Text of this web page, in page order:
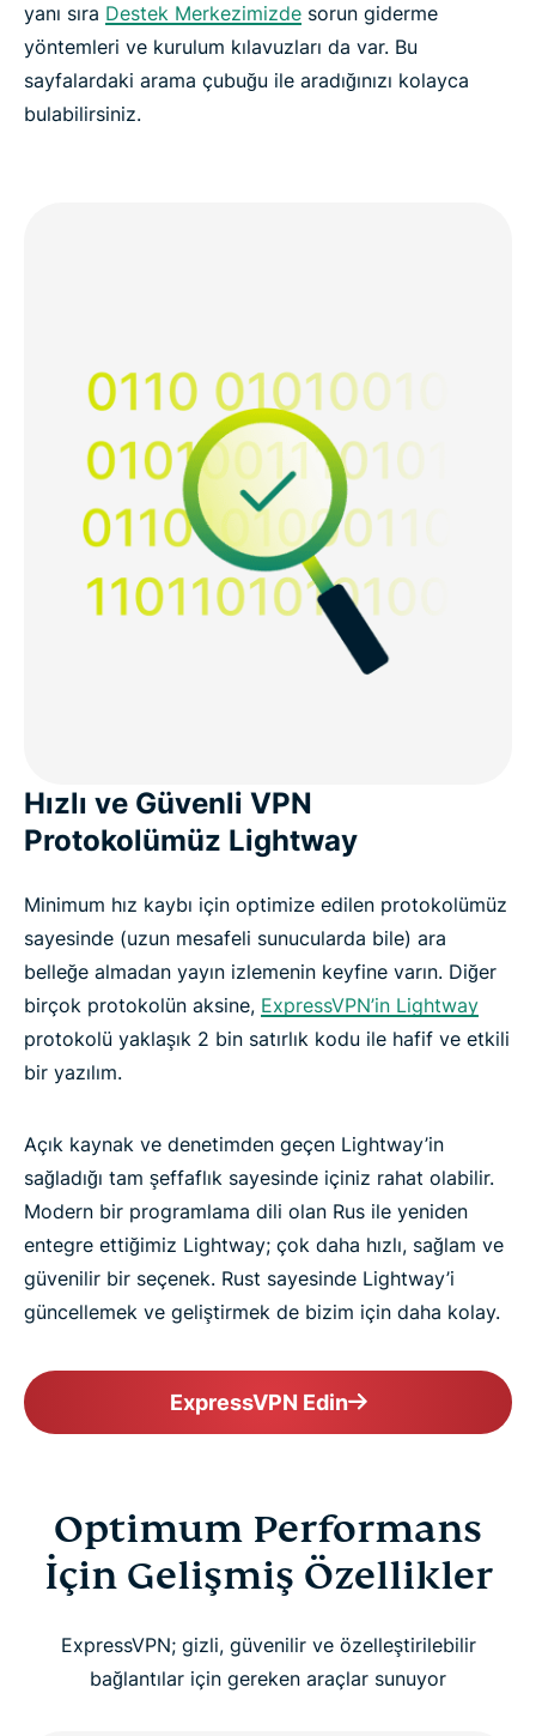
yanı sıra Destek Merkezimizde sorun giderme
yöntemleri ve kurulum kılavuzları da var. Bu
sayfalardaki arama çubuğu ile aradığınızı kolayca
bulabilirsiniz.
Hızlı ve Güvenli VPN
Protokolümüz Lightway
Minimum hız kaybı için optimize edilen protokolümüz
sayesinde (uzun mesafeli sunucularda bile) ara
belleğe almadan yayın izlemenin keyfine varın. Diğer
birçok protokolün aksine, ExpressVPN’in Lightway
protokolü yaklaşık 2 bin satırlık kodu ile hafif ve etkili
bir yazılım.
Açık kaynak ve denetimden geçen Lightway’in
sağladığı tam şeffaflık sayesinde içiniz rahat olabilir.
Modern bir programlama dili olan Rus ile yeniden
entegre ettiğimiz Lightway; çok daha hızlı, sağlam ve
güvenilir bir seçenek. Rust sayesinde Lightway’i
güncellemek ve geliştirmek de bizim için daha kolay.
ExpressVPN Edin
Optimum Performans
İçin Gelişmiş Özellikler
ExpressVPN; gizli, güvenilir ve özelleştirilebilir
bağlantılar için gereken araçlar sunuyor